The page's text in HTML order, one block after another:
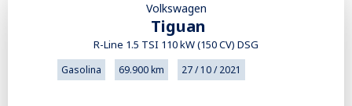
Volkswagen
Tiguan
R-Line 1.5 TSI 110 kW (150 CV) DSG
Gasolina 69.900 km 27 / 10 / 2021